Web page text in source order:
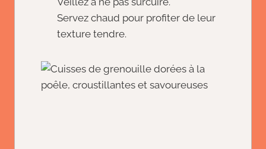
Servez chaud pour profiter de leur
texture tendre.